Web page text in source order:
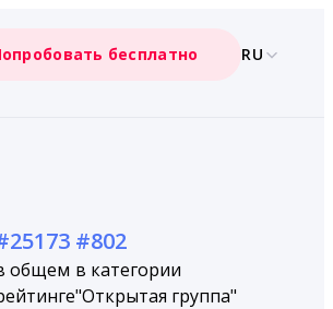
бесплатно RU
общем
#802
в категории
"Открытая группа"